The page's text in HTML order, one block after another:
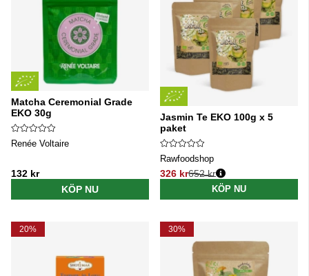
Matcha Ceremonial Grade
EKO 30g
Renée Voltaire
132 kr
KÖP NU
Jasmin Te EKO 100g x 5
paket
Rawfoodshop
326 kr
Ordinarie pris:
652 kr
KÖP NU
20% 30%